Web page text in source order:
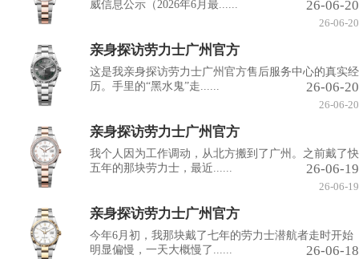
威信息公示（2026年6月最......
26-06-20
26-06-20
亲身探访劳力士广州官方
这是我亲身探访劳力士广州官方售后服务中心的真实经
历。手里的“黑水鬼”走......
26-06-20
26-06-20
亲身探访劳力士广州官方
我个人因为工作调动，从北方搬到了广州。之前戴了快
五年的那块劳力士，最近......
26-06-19
26-06-19
亲身探访劳力士广州官方
今年6月初，我那块戴了七年的劳力士潜航者走时开始
明显偏慢，一天大概慢了......
26-06-18